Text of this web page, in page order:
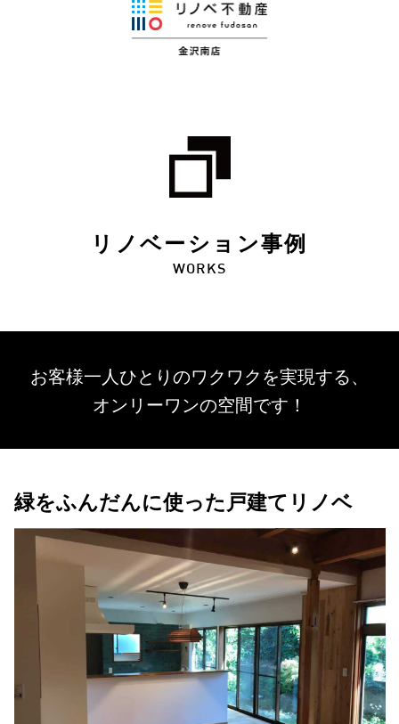
リノベーション事例
WORKS
お客様一人ひとりのワクワクを実現する、
オンリーワンの空間です！
緑をふんだんに使った戸建てリノベ